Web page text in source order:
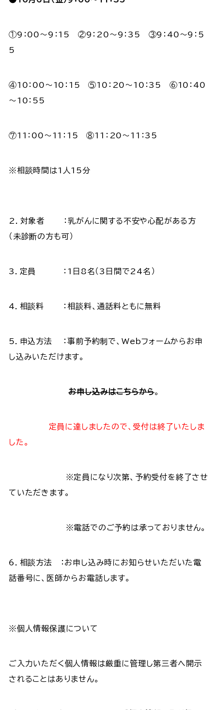
①9：00～9：15 ②9：20～9：35 ③9：40～9：5
5
④10：00～10：15 ⑤10：20～10：35 ⑥10：40
～10：55
⑦11：00～11：15 ⑧11：20～11：35
※相談時間は1人15分
2．対象者 ：乳がんに関する不安や心配がある方
（未診断の方も可）
3．定員 ：1日8名（3日間で24名）
4．相談料 ：相談料、通話料ともに無料
5．申込方法 ：事前予約制で、Webフォームからお申
し込みいただけます。
お申し込みはこちらから。
定員に達しましたので、受付は終了いたしま
した。
※定員になり次第、予約受付を終了させ
ていただきます。
※電話でのご予約は承っておりません。
6．相談方法 ：お申し込み時にお知らせいただいた電
話番号に、医師からお電話します。
※個人情報保護について
ご入力いただく個人情報は厳重に管理し第三者へ開示
されることはありません。